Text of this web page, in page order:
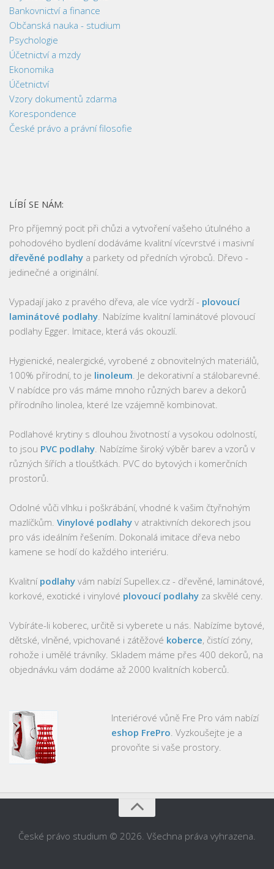
Bankovnictví a finance
Občanská nauka - studium
Psychologie
Účetnictví a mzdy
Ekonomika
Účetnictví
Vzory dokumentů zdarma
Korespondence
České právo a právní filosofie
LÍBÍ SE NÁM:
Pro příjemný pocit při chůzi a vytvoření vašeho útulného a
pohodového bydlení dodáváme kvalitní vícevrstvé i masivní
dřevěné podlahy a parkety od předních výrobců. Dřevo -
jedinečné a originální.
Vypadají jako z pravého dřeva, ale více vydrží - plovoucí
laminátové podlahy . Nabízíme kvalitní laminátové plovoucí
podlahy Egger. Imitace, která vás okouzlí.
Hygienické, nealergické, vyrobené z obnovitelných materiálů,
100% přírodní, to je linoleum . Je dekorativní a stálobarevné.
V nabídce pro vás máme mnoho různých barev a dekorů
přírodního linolea, které lze vzájemně kombinovat.
Podlahové krytiny s dlouhou životností a vysokou odolností,
to jsou PVC podlahy . Nabízíme široký výběr barev a vzorů v
různých šířích a tloušťkách. PVC do bytových i komerčních
prostorů.
Odolné vůči vlhku i poškrábání, vhodné k vašim čtyřnohým
mazlíčkům. Vinylové podlahy v atraktivních dekorech jsou
pro vás ideálním řešením. Dokonalá imitace dřeva nebo
kamene se hodí do každého interiéru.
Kvalitní podlahy vám nabízí Supellex.cz - dřevěné, laminátové,
korkové, exotické i vinylové plovoucí podlahy za skvělé ceny.
Vybíráte-li koberec, určitě si vyberete u nás. Nabízíme bytové,
dětské, vlněné, vpichované i zátěžové koberce, čistící zóny,
rohože i umělé trávníky. Skladem máme přes 400 dekorů, na
objednávku vám dodáme až 2000 kvalitních koberců.
Interiérové vůně Fre Pro vám nabízí
eshop FrePro . Vyzkoušejte je a
provoňte si vaše prostory.
České právo studium © 2026. Všechna práva vyhrazena.